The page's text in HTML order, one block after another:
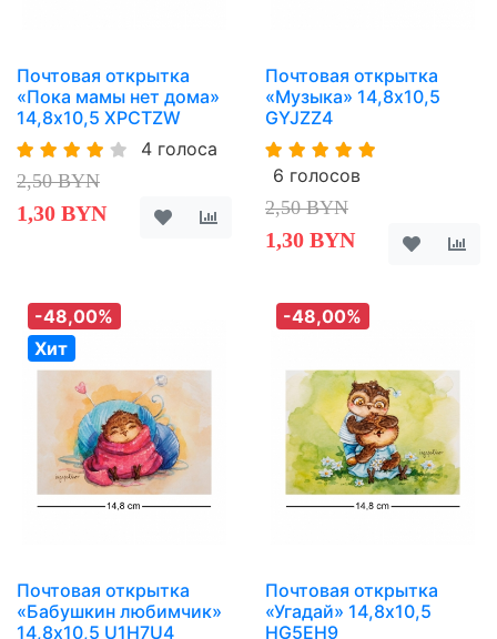
Почтовая открытка
«Пока мамы нет дома»
14,8х10,5 XPCTZW
4 голоса
2,50 BYN
1,30 BYN
Почтовая открытка
«Музыка» 14,8х10,5
GYJZZ4
6 голосов
2,50 BYN
1,30 BYN
-48,00%
Хит
Почтовая открытка
«Бабушкин любимчик»
14,8х10,5 U1H7U4
-48,00%
Почтовая открытка
«Угадай» 14,8х10,5
HG5EH9